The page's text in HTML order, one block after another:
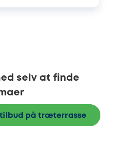
selv at finde
tilbud på træterrasse